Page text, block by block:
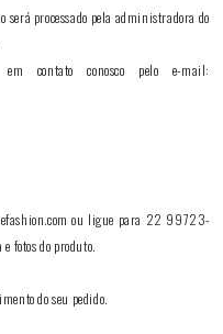
será processado pela administradora do
contato conosco pelo e-mail:
ou ligue para 22 99723-
fotos do produto.
do seu pedido.